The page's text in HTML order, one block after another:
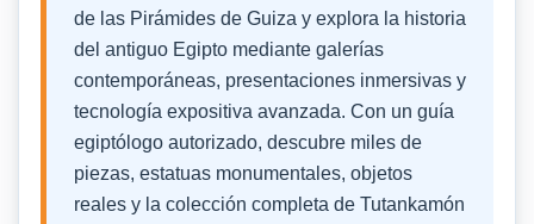
de las Pirámides de Guiza y explora la historia
del antiguo Egipto mediante galerías
contemporáneas, presentaciones inmersivas y
tecnología expositiva avanzada. Con un guía
egiptólogo autorizado, descubre miles de
piezas, estatuas monumentales, objetos
reales y la colección completa de Tutankamón